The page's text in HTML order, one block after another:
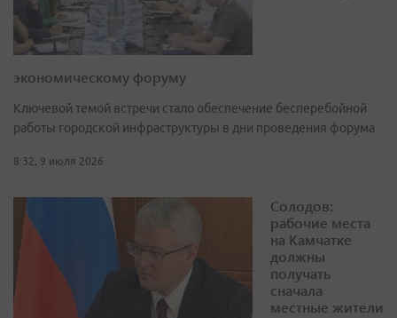
экономическому форуму
Ключевой темой встречи стало обеспечение бесперебойной
работы городской инфраструктуры в дни проведения форума
8:32, 9 июля 2026
Солодов:
рабочие места
на Камчатке
должны
получать
сначала
местные жители